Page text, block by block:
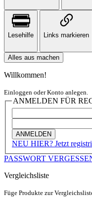
Lesehilfe Links markieren
Alles aus machen
Willkommen!
Einloggen oder Konto anlegen.
ANMELDEN FÜR
ANMELDEN
NEU HIER? Jetzt
PASSWORT
Vergleichsliste
Füge Produkte zur